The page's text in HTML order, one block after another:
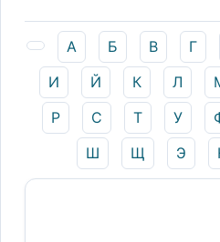
А Б В Г
И
Й К Л
Р
С Т У
Ш
Щ Э